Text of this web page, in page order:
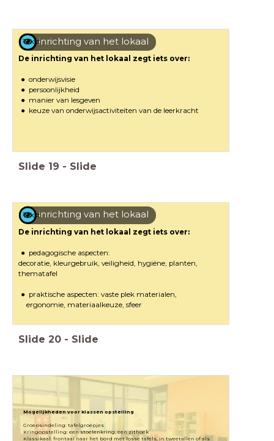
inrichting van het lokaal
De inrichting van het lokaal zegt iets over:
onderwijsvisie
persoonlijkheid
manier van lesgeven
keuze van onderwijsactiviteiten van de leerkracht
Tekst
Slide 19 - Slide
inrichting van het lokaal
De inrichting van het lokaal zegt iets over:
pedagogische aspecten:
decoratie, kleurgebruik, veiligheid, hygiëne, planten,
thematafel
praktische aspecten: vaste plek materialen,
ergonomie, materiaalkeuze, sfeer
Tekst
Slide 20 - Slide
Mogelijkheden voor klassen opstelling
Groepsindeling: tafelgroepjes
Kringopstelling: een stoelenkring, een zithoek
Klassikaal: frontaal naar het bord met losse tafels, in tweetallen of als